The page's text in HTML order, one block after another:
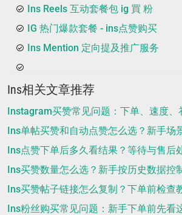
Ins Reels 互动套餐包 ig 買 粉
IG 热门爆款套餐 - ins点赞购买
Ins Mention 定向提及推广服务
Ins相关文章推荐
Instagram买赞常见问题：下单、速度、
Ins单帖买赞和自动点赞怎么选？新手场
Ins点赞下单后多久看结果？等待与售后
Ins买赞数量怎么选？新手按历史数据控
Ins买赞帖子链接怎么复制？下单前检查
Ins粉丝购买常见问题：新手下单前先看